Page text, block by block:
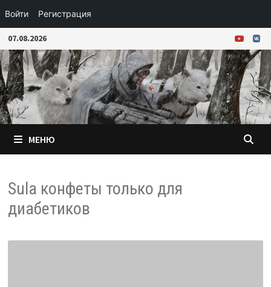
Войти Регистрация
Перейти
к
содержимому
07.08.2026
МЕНЮ
Sula конфеты только для
диабетиков